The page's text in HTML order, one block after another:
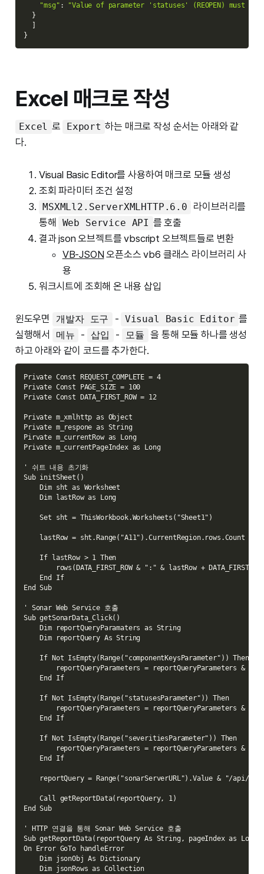
"msg" :
"Value of parameter 'statuses' (REOPEN) must be one
}
]
}
Excel 매크로 작성
Excel 로 Export 하는 매크로 작성 순서는 아래와 같
다.
Visual Basic Editor를 사용하여 매크로 모듈 생성
조회 파라미터 조건 설정
MSXMLl2.ServerXMLHTTP.6.0
라이브러리를
통해
Web Service API 를 호출
결과 json 오브젝트를 vbscript 오브젝트들로 변환
VB-JSON오픈소스 vb6 클래스 라이브러리 사
용
워크시트에 조회해 온 내용 삽입
윈도우면 개발자 도구 - Visual Basic Editor 를
실행해서
메뉴 - 삽입 - 모듈 을 통해 모듈 하나를 생성
하고 아래와 같이 코드를 추가한다.
Private Const REQUEST_COMPLETE = 4
Private Const PAGE_SIZE = 100
Private Const DATA_FIRST_ROW = 12
Private m_xmlhttp as Object
Private m_respone as String
Pirvate m_currentRow as Long
Private m_currentPageIndex as Long
' 쉬트 내용 초기화
Sub initSheet()
    Dim sht as Worksheet
    Dim lastRow as Long
    Set sht = ThisWorkbook.Worksheets("Sheet1")
    lastRow = sht.Range("A11").CurrentRegion.rows.Count
    If lastRow > 1 Then
rows(DATA_FIRST_ROW & ":" & lastRow +
    End If
End Sub
' Sonar Web Service 호출
Sub getSonarData_Click()
    Dim reportQueryParamaters as String
    Dim reportQuery As String
    If Not IsEmpty(Range("componentKeysParameter")) Then
reportQueryParameters = reportQueryParameters &
    End If
    If Not IsEmpty(Range("statusesParameter")) Then
reportQueryParameters = reportQueryParameters &
    End If
    If Not IsEmpty(Range("severitiesParameter")) Then
reportQueryParameters = reportQueryParameters &
    End If
reportQuery = Range("sonarServerURL").Value & "/api/
    Call getReportData(reportQuery, 1)
End Sub
' HTTP 연결을 통해 Sonar Web Service 호출
Sub getReportData(reportQuery As String, pageIndex as Long)
On Error GoTo handleError
    Dim jsonObj As Dictionary
    Dim jsonRows as Collection